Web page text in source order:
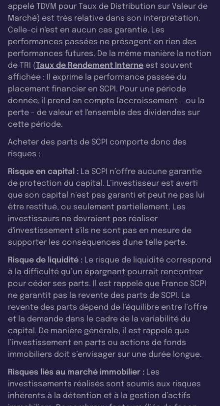
appelé TDVM pour Taux de Distribution sur Valeur de
Marché) est très relative dans son interprétation.
Celle-ci n'est en aucun cas garantie. Les
performances passées ne présagent en rien des
performances futures. De la même manière la notion
de TRI (Taux de Rendement Interne est souvent
affichée : Il exprime la performance passée du
placement financier en SCPI. Pour une période
donnée, il prend en compte l'accroissement - ou la
perte - de valeur et l'ensemble des dividendes sur
cette période.
Acheter des parts de SCPI comporte donc des
risques :
Risque en capital : La SCPI n’offre aucune garantie
de protection du capital. L’investisseur est averti
que son capital n’est pas garanti et peut ne pas lui
être restitué, ou seulement partiellement. Les
investisseurs ne devraient pas réaliser
d'investissement s'ils ne sont pas en mesure de
supporter les conséquences d'une telle perte.
Risque de liquidité : Le risque de liquidité correspond
à la difficulté qu’un épargnant pourrait rencontrer
pour céder ses parts. Il est rappelé que France SCPI
ne garantit pas la revente des parts de SCPI. La
revente des parts dépend de l’équilibre entre l’offre
et la demande dans le cadre de la variabilité du
capital. De manière générale, il est rappelé que
l’investissement en parts ou actions de fonds
immobiliers doit s’envisager sur une durée longue.
Risques liés au marché immobilier : Les
investissements réalisés sont soumis aux risques
inhérents à la détention et à la gestion d’actifs